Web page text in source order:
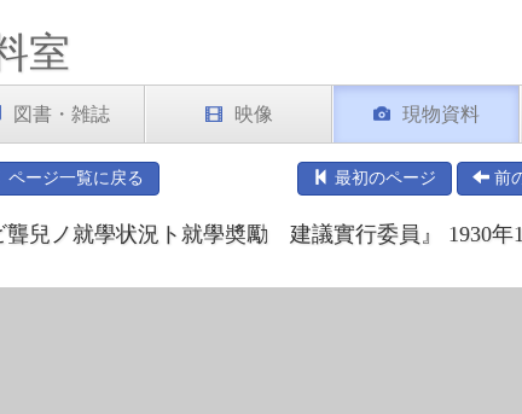
室
図書・雑誌 映像 現物資料
ページ一覧に戻る 最初のページ 前
聾兒ノ就學状況ト就學奬勵 建議實行委員』 1930